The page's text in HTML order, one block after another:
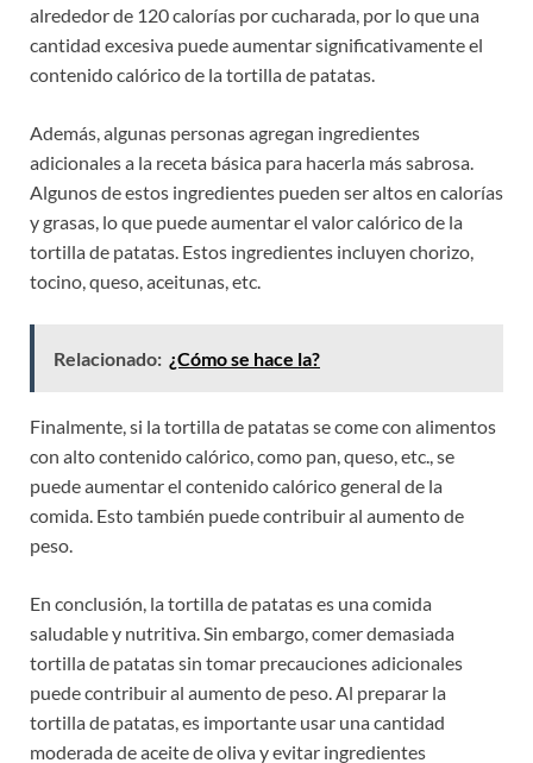
alrededor de 120 calorías por cucharada, por lo que una
cantidad excesiva puede aumentar significativamente el
contenido calórico de la tortilla de patatas.
Además, algunas personas agregan ingredientes
adicionales a la receta básica para hacerla más sabrosa.
Algunos de estos ingredientes pueden ser altos en calorías
y grasas, lo que puede aumentar el valor calórico de la
tortilla de patatas. Estos ingredientes incluyen chorizo,
tocino, queso, aceitunas, etc.
Relacionado: ¿Cómo se hace la?
Finalmente, si la tortilla de patatas se come con alimentos
con alto contenido calórico, como pan, queso, etc., se
puede aumentar el contenido calórico general de la
comida. Esto también puede contribuir al aumento de
peso.
En conclusión, la tortilla de patatas es una comida
saludable y nutritiva. Sin embargo, comer demasiada
tortilla de patatas sin tomar precauciones adicionales
puede contribuir al aumento de peso. Al preparar la
tortilla de patatas, es importante usar una cantidad
moderada de aceite de oliva y evitar ingredientes